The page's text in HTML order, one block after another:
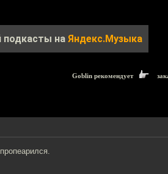
подкасты на Яндекс.Музыка
Goblin рекомендует